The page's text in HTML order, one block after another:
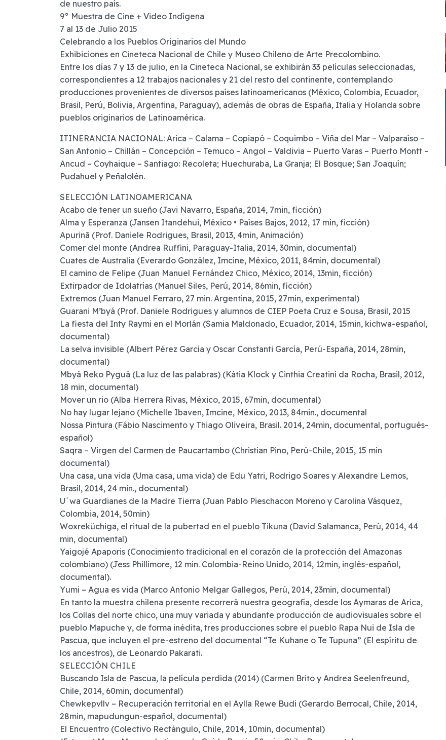
de nuestro país.
9° Muestra de Cine + Video Indígena
7 al 13 de Julio 2015
Celebrando a los Pueblos Originarios del Mundo
Exhibiciones en Cineteca Nacional de Chile y Museo Chileno de Arte Precolombino.
Entre los días 7 y 13 de julio, en la Cineteca Nacional, se exhibirán 33 películas seleccionadas,
correspondientes a 12 trabajos nacionales y 21 del resto del continente, contemplando
producciones provenientes de diversos países latinoamericanos (México, Colombia, Ecuador,
Brasil, Perú, Bolivia, Argentina, Paraguay), además de obras de España, Italia y Holanda sobre
pueblos originarios de Latinoamérica.
ITINERANCIA NACIONAL: Arica – Calama – Copiapó – Coquimbo – Viña del Mar – Valparaíso –
San Antonio – Chillán – Concepción – Temuco – Angol – Valdivia – Puerto Varas – Puerto Montt –
Ancud – Coyhaique – Santiago: Recoleta; Huechuraba, La Granja; El Bosque; San Joaquín;
Pudahuel y Peñalolén.
SELECCIÓN LATINOAMERICANA
Acabo de tener un sueño (Javi Navarro, España, 2014, 7min, ficción)
Alma y Esperanza (Jansen Itandehui, México • Países Bajos, 2012, 17 min, ficción)
Apurinã (Prof. Daniele Rodrigues, Brasil, 2013, 4min, Animación)
Comer del monte (Andrea Ruffini, Paraguay-Italia, 2014, 30min, documental)
Cuates de Australia (Everardo González, Imcine, México, 2011, 84min, documental)
El camino de Felipe (Juan Manuel Fernández Chico, México, 2014, 13min, ficción)
Extirpador de Idolatrías (Manuel Siles, Perú, 2014, 86min, ficción)
Extremos (Juan Manuel Ferraro, 27 min. Argentina, 2015, 27min, experimental)
Guarani M’byá (Prof. Daniele Rodrigues y alumnos de CIEP Poeta Cruz e Sousa, Brasil, 2015
La fiesta del Inty Raymi en el Morlán (Samia Maldonado, Ecuador, 2014, 15min, kichwa-español,
documental)
La selva invisible (Albert Pérez García y Oscar Constanti García, Perú-España, 2014, 28min,
documental)
Mbyá Reko Pyguá (La luz de las palabras) (Kátia Klock y Cinthia Creatini da Rocha, Brasil, 2012,
18 min, documental)
Mover un rio (Alba Herrera Rivas, México, 2015, 67min, documental)
No hay lugar lejano (Michelle Ibaven, Imcine, México, 2013, 84min., documental
Nossa Pintura (Fábio Nascimento y Thiago Oliveira, Brasil. 2014, 24min, documental, portugués-
español)
Saqra – Virgen del Carmen de Paucartambo (Christian Pino, Perú-Chile, 2015, 15 min
documental)
Una casa, una vida (Uma casa, uma vida) de Edu Yatri, Rodrigo Soares y Alexandre Lemos,
Brasil, 2014, 24 min., documental)
U´wa Guardianes de la Madre Tierra (Juan Pablo Pieschacon Moreno y Carolina Vásquez,
Colombia, 2014, 50min)
Woxreküchiga, el ritual de la pubertad en el pueblo Tikuna (David Salamanca, Perú, 2014, 44
min, documental)
Yaigojé Apaporis (Conocimiento tradicional en el corazón de la protección del Amazonas
colombiano) (Jess Phillimore, 12 min. Colombia-Reino Unido, 2014, 12min, inglés-español,
documental).
Yumi – Agua es vida (Marco Antonio Melgar Gallegos, Perú, 2014, 23min, documental)
En tanto la muestra chilena presente recorrerá nuestra geografía, desde los Aymaras de Arica,
los Collas del norte chico, una muy variada y abundante producción de audiovisuales sobre el
pueblo Mapuche y, de forma inédita, tres producciones sobre el pueblo Rapa Nui de Isla de
Pascua, que incluyen el pre-estreno del documental “Te Kuhane o Te Tupuna” (El espíritu de
los ancestros), de Leonardo Pakarati.
SELECCIÓN CHILE
Buscando Isla de Pascua, la película perdida (2014) (Carmen Brito y Andrea Seelenfreund,
Chile, 2014, 60min, documental)
Chewkepvllv – Recuperación territorial en el Aylla Rewe Budi (Gerardo Berrocal, Chile, 2014,
28min, mapudungun-español, documental)
El Encuentro (Colectivo Rectángulo, Chile, 2014, 10min, documental)